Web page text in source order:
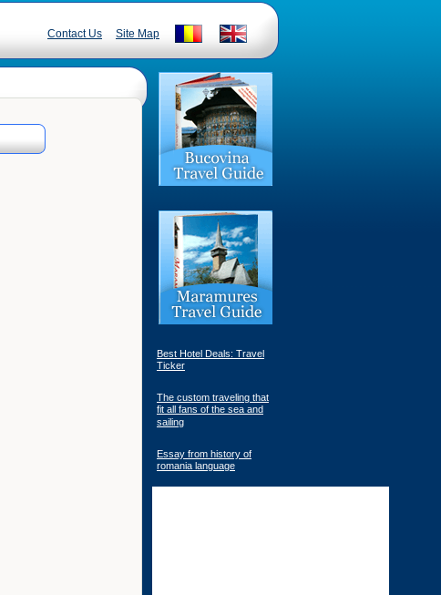
Site Map
Contact Us
Best Hotel Deals: Travel
Ticker
The custom traveling that
fit all fans of the sea and
sailing
Essay from history of
romania language